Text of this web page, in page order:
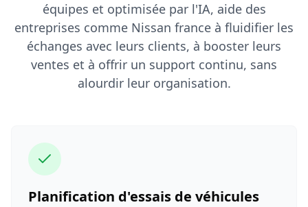
équipes et optimisée par l'IA, aide des
entreprises comme Nissan france à fluidifier les
échanges avec leurs clients, à booster leurs
ventes et à offrir un support continu, sans
alourdir leur organisation.
Planification d'essais de véhicules